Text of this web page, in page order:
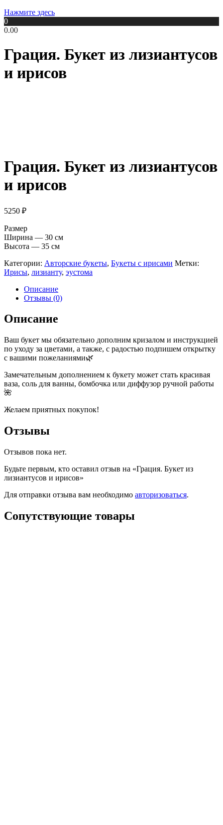
Нажмите здесь
0
0.00
Грация. Букет из лизиантусов
и ирисов
Грация. Букет из лизиантусов
и ирисов
5250 ₽
Размер
Ширина — 30 см
Высота — 35 см
Категории: Авторские букеты, Букеты с ирисами Метки:
Ирисы, лизианту, эустома
Описание
Отзывы (0)
Описание
Ваш букет мы обязательно дополним кризалом и инструкцией
по уходу за цветами, а также, с радостью подпишем открытку
с вашими пожеланиями🌿
Замечательным дополнением к букету может стать красивая
ваза, соль для ванны, бомбочка или диффузор ручной работы
🌺
Желаем приятных покупок!
Отзывы
Отзывов пока нет.
Будьте первым, кто оставил отзыв на «Грация. Букет из
лизиантусов и ирисов»
Для отправки отзыва вам необходимо авторизоваться.
Сопутствующие товары